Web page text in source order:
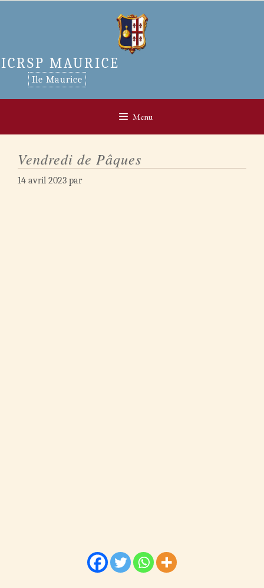
ICRSP MAURICE
Ile Maurice
Menu
Vendredi de Pâques
14 avril 2023 par